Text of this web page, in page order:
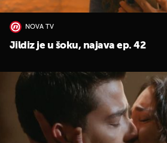
NOVA TV
Jildiz je u šoku, najava ep. 42